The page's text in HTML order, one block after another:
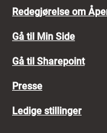
Redegjørelse om
Gå til Min Side
Gå til Sharepoint
Presse
Ledige stillinger